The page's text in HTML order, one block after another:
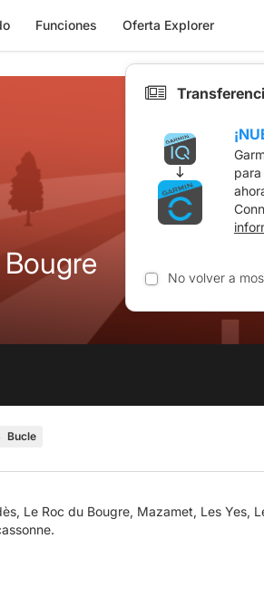
Funciones Oferta Explorer
Bougre
Bucle
Le Roc du Bougre, Mazamet, Les Yes,
No volver a